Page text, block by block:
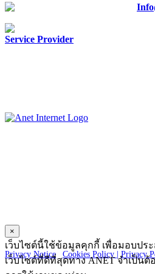
Service Provider
Copyright © 2025 ANET CO., LTD. All
Privacy Notice
Cookies Policy | Privacy
×
เว็บไซต์นี้ใช้ข้อมูลคุกกี้ เพื่อมอบปร
เว็บไซต์ที่ดีที่สุดทาง ANET จำเป็น